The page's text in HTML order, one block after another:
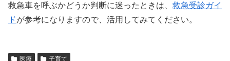
救急車を呼ぶかどうか判断に迷ったときは、 救急受診ガイ
ドが参考になりますので、活用してみてください。
医療 子育て